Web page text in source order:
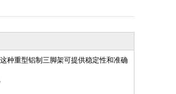
种重型铝制三脚架可提供稳定性和准确